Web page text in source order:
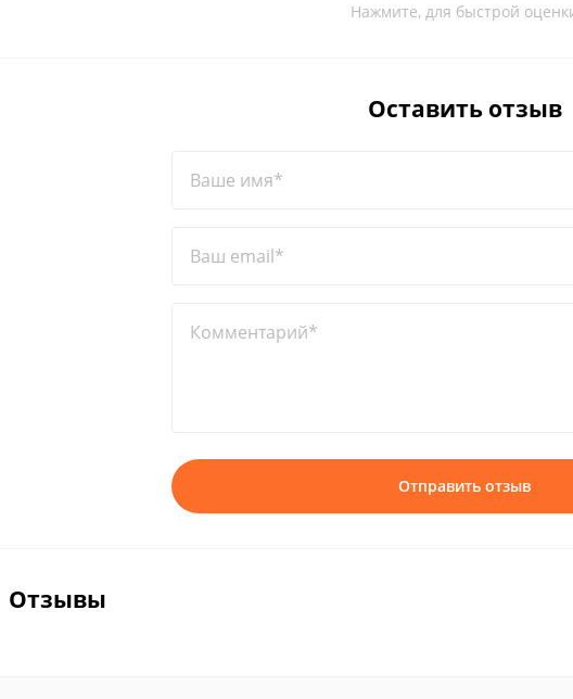
Нажмите, для быстрой
Оставить отзыв
Ваше имя*
Ваш email*
Комментарий*
Отправить отзыв
Отзывы